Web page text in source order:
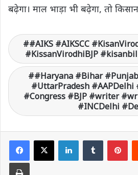
बढ़ेगा। माल भाड़ा भी बढ़ेगा, तो
#AIKS #AIKSCC
#KissanVirodhiBJP
#Haryana #Bihar
#UttarPradesh #AAPDelhi
#Congress #BJP #writer
#INCDelhi
LinkedIn